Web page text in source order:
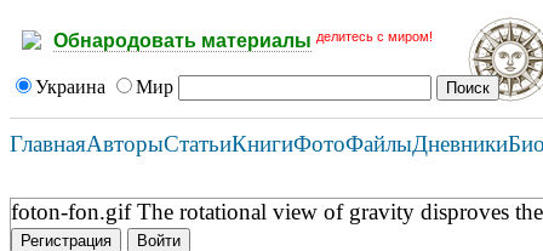
Обнародовать материалы делитесь с миром!
Украина Мир
ГлавнаяАвторыСтатьиКнигиФотоФайлыДневники
foton-fon.gif The rotational view of gravity disproves
Регистрация Войти